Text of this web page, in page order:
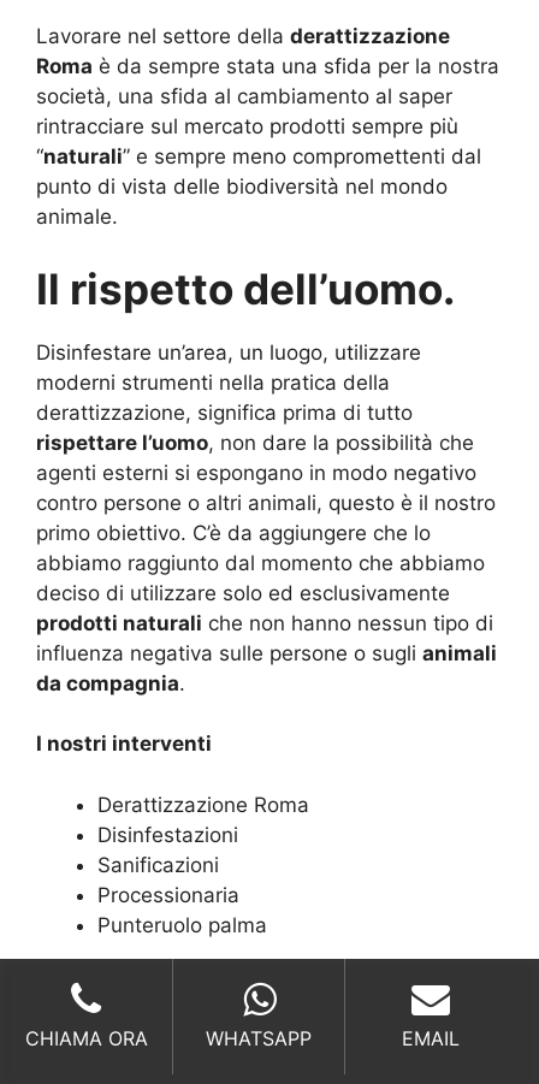
Lavorare nel settore della derattizzazione
Roma è da sempre stata una sfida per la nostra
società, una sfida al cambiamento al saper
rintracciare sul mercato prodotti sempre più
“naturali” e sempre meno compromettenti dal
punto di vista delle biodiversità nel mondo
animale.
Il rispetto dell’uomo.
Disinfestare un’area, un luogo, utilizzare
moderni strumenti nella pratica della
derattizzazione, significa prima di tutto
rispettare l’uomo, non dare la possibilità che
agenti esterni si espongano in modo negativo
contro persone o altri animali, questo è il nostro
primo obiettivo. C’è da aggiungere che lo
abbiamo raggiunto dal momento che abbiamo
deciso di utilizzare solo ed esclusivamente
prodotti naturali che non hanno nessun tipo di
influenza negativa sulle persone o sugli animali
da compagnia.
I nostri interventi
Derattizzazione Roma
Disinfestazioni
Sanificazioni
Processionaria
Punteruolo palma
Azioni contro
Scarafaggi
Anti Formiche
CHIAMA ORA WHATSAPP EMAIL